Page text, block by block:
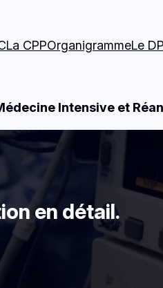
La CPPOrganigrammeLe
Intensive et
en détail.